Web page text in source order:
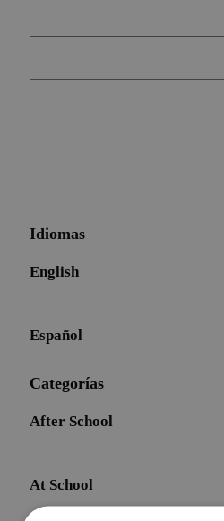
Idiomas
English
Español
Categorías
After School
At School